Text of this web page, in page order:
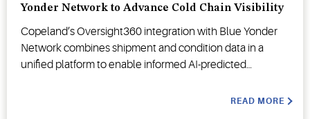
Yonder Network to Advance Cold Chain Visibility
Copeland’s Oversight360 integration with Blue Yonder
Network combines shipment and condition data in a
unified platform to enable informed AI-predicted
READ MORE